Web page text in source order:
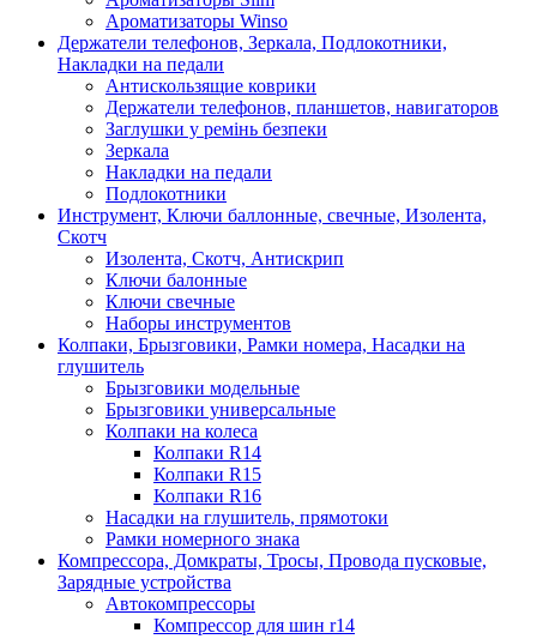
Ароматизаторы Winso
Держатели телефонов, Зеркала, Подлокотники,
Накладки на педали
Антискользящие коврики
Держатели телефонов, планшетов, навигаторов
Заглушки у ремінь безпеки
Зеркала
Накладки на педали
Подлокотники
Инструмент, Ключи баллонные, свечные, Изолента,
Скотч
Изолента, Скотч, Антискрип
Ключи балонные
Ключи свечные
Наборы инструментов
Колпаки, Брызговики, Рамки номера, Насадки на
глушитель
Брызговики модельные
Брызговики универсальные
Колпаки на колеса
Колпаки R14
Колпаки R15
Колпаки R16
Насадки на глушитель, прямотоки
Рамки номерного знака
Компрессора, Домкраты, Тросы, Провода пусковые,
Зарядные устройства
Автокомпрессоры
Компрессор для шин r14